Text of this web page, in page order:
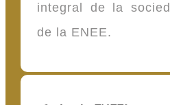
integral de la
de la ENEE.